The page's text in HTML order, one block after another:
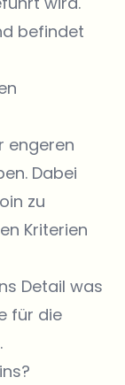
befindet
engeren
Dabei
zu
Kriterien
Detail was
für die